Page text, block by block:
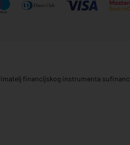
financijskog instrumenta